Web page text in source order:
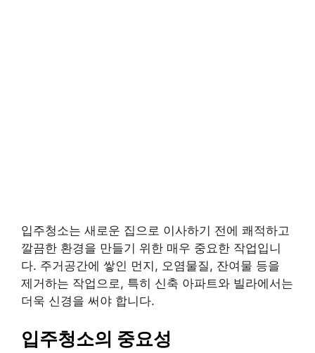
입주청소는 새로운 집으로 이사하기 전에 쾌적하고
깔끔한 환경을 만들기 위한 매우 중요한 작업입니
다. 주거공간에 쌓인 먼지, 오염물질, 잔여물 등을
제거하는 작업으로, 특히 신축 아파트와 빌라에서는
더욱 신경을 써야 합니다.
입주청소의 중요성